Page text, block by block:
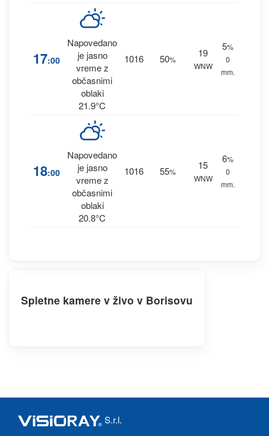
17:00
Napovedano
je jasno
vreme z
občasnimi
oblaki
21.9°C
1016 50%
19
WNW
5%
0
mm.
18:00
Napovedano
je jasno
vreme z
občasnimi
oblaki
20.8°C
1016 55%
15
WNW
6%
0
mm.
Spletne kamere v živo v Borisovu
S.r.l.